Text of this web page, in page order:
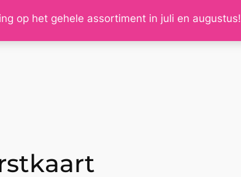
op het gehele assortiment in juli en augustus!